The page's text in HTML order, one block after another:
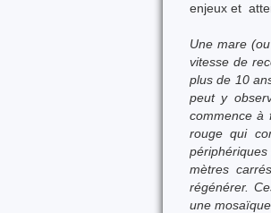
enjeux et
Une mare
vitesse de
plus de 10
peut y
commence à
rouge qui
mètres
régénérer.
une